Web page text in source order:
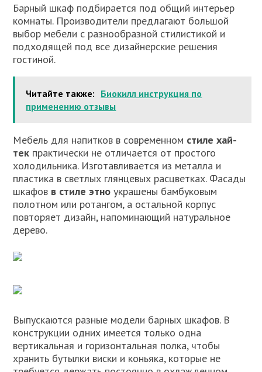
Барный шкаф подбирается под общий интерьер
комнаты. Производители предлагают большой
выбор мебели с разнообразной стилистикой и
подходящей под все дизайнерские решения
гостиной.
Читайте также: Биокилл инструкция по
применению отзывы
Мебель для напитков в современном стиле хай-
тек практически не отличается от простого
холодильника. Изготавливается из металла и
пластика в светлых глянцевых расцветках. Фасады
шкафов в стиле этно украшены бамбуковым
полотном или ротангом, а остальной корпус
повторяет дизайн, напоминающий натуральное
дерево.
Выпускаются разные модели барных шкафов. В
конструкции одних имеется только одна
вертикальная и горизонтальная полка, чтобы
хранить бутылки виски и коньяка, которые не